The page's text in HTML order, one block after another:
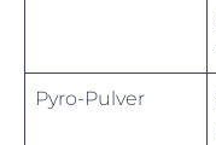
Pyro-Pulver